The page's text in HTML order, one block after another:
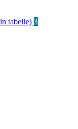
tabelle) 3